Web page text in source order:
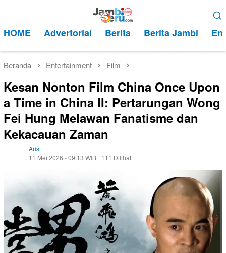
kontenMobile
HOME Advertorial Berita Berita Jambi
Beranda Entertainment Film
Kesan Nonton Film China Once Upon
a Time in China II: Pertarungan Wong
Fei Hung Melawan Fanatisme dan
Kekacauan Zaman
Aris
11 Mei 2026 - 09:13 WIB
111 Dilihat